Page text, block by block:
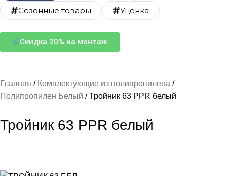
Сезонные товары
Уценка
Скидка 20% на монтаж
Главная
Комплектующие из полипропилена
Полипропилен Белый
Тройник 63 PPR белый
Тройник 63 PPR белый